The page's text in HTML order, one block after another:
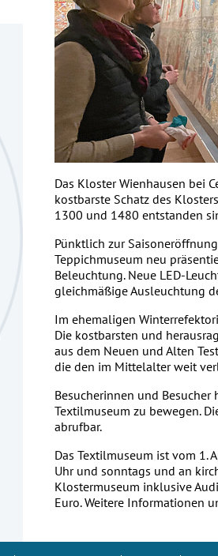
Das Kloster Wienhausen bei
kostbarste Schatz des
1300 und 1480 entstanden
Pünktlich zur
Teppichmuseum neu
Beleuchtung. Neue LED-
gleichmäßige Ausleuchtung
Im ehemaligen
Die kostbarsten und
aus dem Neuen und Alten
die den im Mittelalter weit
Besucherinnen und
Textilmuseum zu bewegen.
abrufbar.
Das Textilmuseum ist vom 1.
Uhr und sonntags und an
Klostermuseum inklusive
Euro. Weitere Informationen